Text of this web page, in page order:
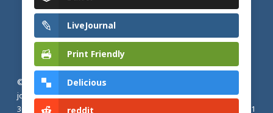
© 2026 Actualités adventistes. Église adventiste du septième
jour de France métropolitaine, de Belgique et du Luxembourg.
30, Avenue Émile Zola, 77190 Dammarie Les Lys, France |
+33 (0) 1
LiveJournal
Print Friendly
Delicious
reddit